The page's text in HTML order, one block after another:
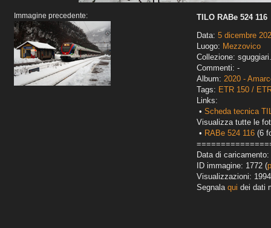
Immagine precedente:
TILO RABe 524 116
Data: 5 dicembre
Luogo: Mezzovico
Collezione:
Commenti: -
Album: 2020 -
Tags: ETR 150 /
Links:
• Scheda tecnica
Visualizza tutte le
• RABe 524 116 (6
Data di
ID immagine: 1772 (
Visualizzazioni: 1994
Segnala qui dei dati